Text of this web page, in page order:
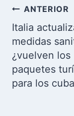
de
ANTERIOR
Italia
medidas
¿vuelven los
paquetes
para los